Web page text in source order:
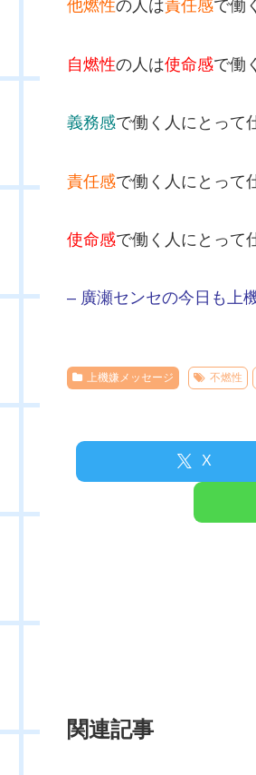
他燃性の人は責任感で働
自燃性の人は使命感で働
義務感で働く人にとって
責任感で働く人にとって
使命感で働く人にとって
– 廣瀬センセの今日も上
上機嫌メッセージ 不燃性
X
関連記事